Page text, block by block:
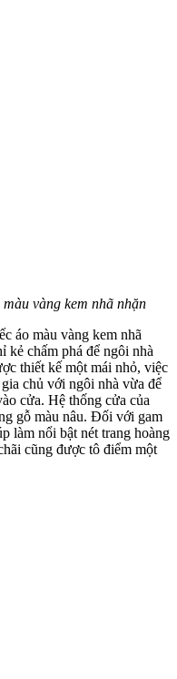
vàng kem nhã nhặn
áo màu vàng kem nhã
kẻ chấm phá để ngôi nhà
thiết kế một mái nhỏ, việc
chủ với ngôi nhà vừa để
cửa. Hệ thống cửa của
gỗ màu nâu. Đối với gam
làm nổi bật nét trang hoàng
cũng được tô điểm một